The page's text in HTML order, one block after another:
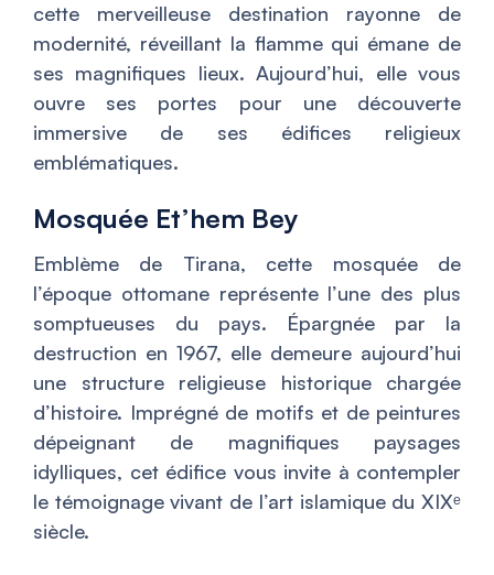
cette merveilleuse destination rayonne de
modernité, réveillant la flamme qui émane de
ses magnifiques lieux. Aujourd’hui, elle vous
ouvre ses portes pour une découverte
immersive de ses édifices religieux
emblématiques.
Mosquée Et’hem Bey
Emblème de Tirana, cette mosquée de
l’époque ottomane représente l’une des plus
somptueuses du pays. Épargnée par la
destruction en 1967, elle demeure aujourd’hui
une structure religieuse historique chargée
d’histoire. Imprégné de motifs et de peintures
dépeignant de magnifiques paysages
idylliques, cet édifice vous invite à contempler
le témoignage vivant de l’art islamique du XIXᵉ
siècle.